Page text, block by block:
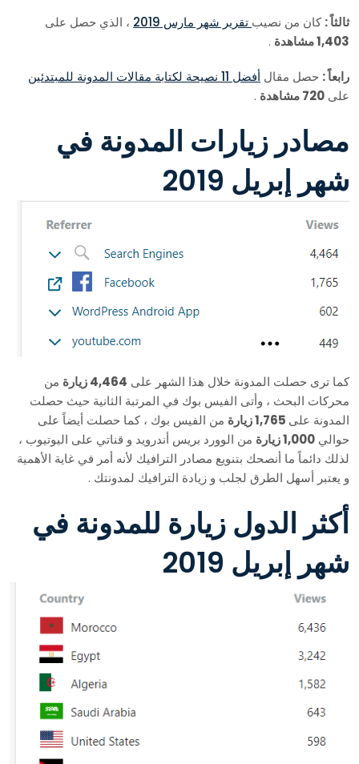
ثالثاً :كان من نصيب تقرير شهر مارس 2019
، الذي حصل على
1,403 مشاهدة
.
رابعاً : حصل مقال أفضل 11 نصيحة لكتابة مقالات المدونة للمبتدئين
على 720 مشاهدة .
مصادر زيارات المدونة في
شهر إبريل 2019
كما ترى حصلت المدونة خلال هذا الشهر على 4,464 زيارة
من
محركات البحث ، وأتى الفيس بوك في المرتبة الثانية حيث حصلت
المدونة على
من الفيس بوك ، كما حصلت أيضاً على
حوالي 1,000 زيارة
من الوورد بريس أندرويد و قناتي على اليوتيوب ،
لذلك دائماً ما أنصحك بتنويع مصادر الترافيك لأنه أمر في غاية الأهمية
و يعتبر أسهل الطرق لجلب و زيادة الترافيك لمدونتك .
أكثر الدول زيارة للمدونة في
شهر إبريل 2019